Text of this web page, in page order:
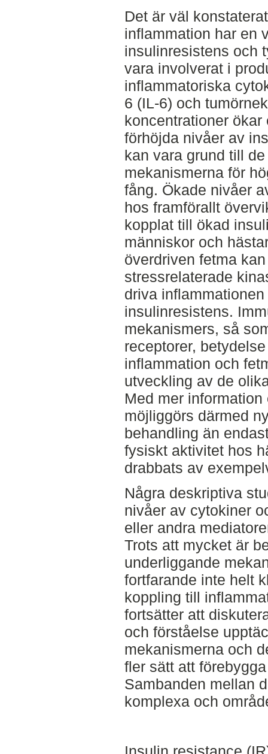
Det är väl
inflammation har en
insulinresistens och
vara involverat i
inflammatoriska
6 (IL-6) och
koncentrationer
förhöjda nivåer av
kan vara grund till
mekanismerna för
fång. Ökade nivåer
hos framförallt
kopplat till ökad
människor och
överdriven fetma
stressrelaterade
driva
insulinresistens.
mekanismers, så
receptorer,
inflammation och
utveckling av de
Med mer
möjliggörs därmed
behandling än
fysiskt aktivitet hos
drabbats av
Några deskriptiva
nivåer av cytokiner
eller andra
Trots att mycket är
underliggande
fortfarande inte helt
koppling till
fortsätter att
och förståelse
mekanismerna och
fler sätt att
Sambanden mellan
komplexa och